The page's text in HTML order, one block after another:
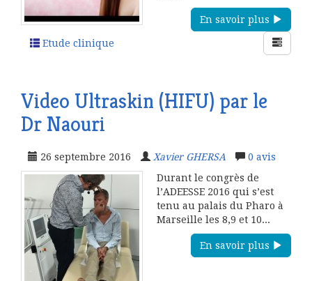
En savoir plus
Etude clinique
Video Ultraskin (HIFU) par le
Dr Naouri
26 septembre 2016 Xavier GHERSA 0 avis
Durant le congrès de
l’ADEESSE 2016 qui s’est
tenu au palais du Pharo à
Marseille les 8,9 et 10...
En savoir plus